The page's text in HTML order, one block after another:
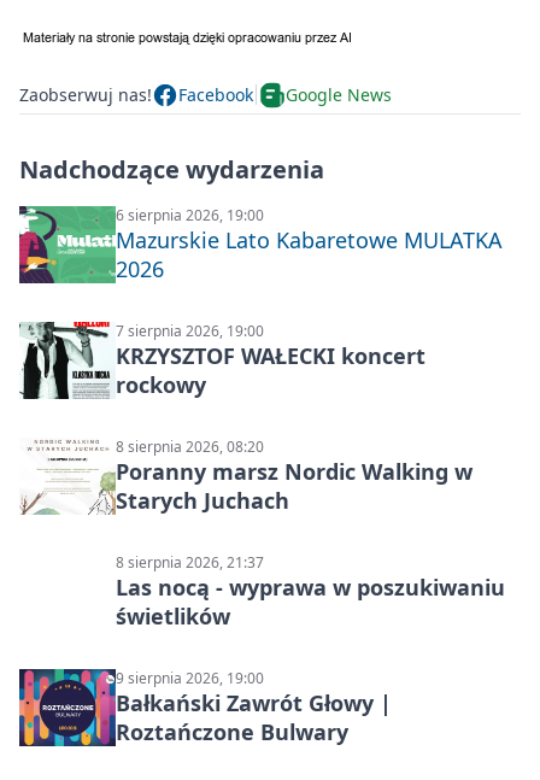
Zaobserwuj nas! Facebook Google News
Nadchodzące wydarzenia
6 sierpnia 2026, 19:00
Mazurskie Lato Kabaretowe MULATKA
2026
7 sierpnia 2026, 19:00
KRZYSZTOF WAŁECKI koncert
rockowy
8 sierpnia 2026, 08:20
Poranny marsz Nordic Walking w
Starych Juchach
8 sierpnia 2026, 21:37
Las nocą - wyprawa w poszukiwaniu
świetlików
9 sierpnia 2026, 19:00
Bałkański Zawrót Głowy |
Roztańczone Bulwary